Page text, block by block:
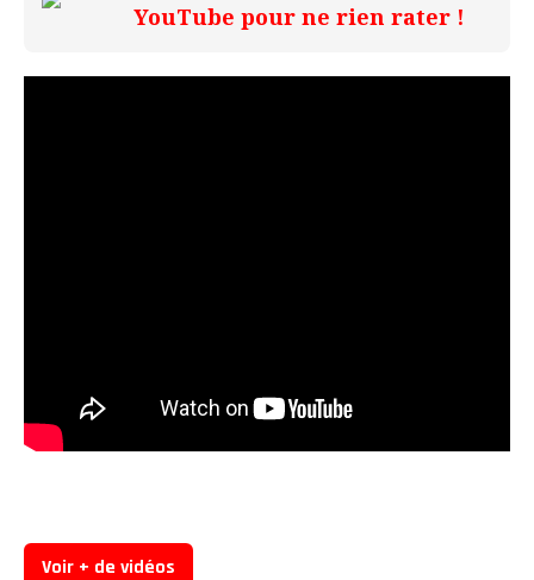
YouTube pour ne rien rater !
Voir + de vidéos